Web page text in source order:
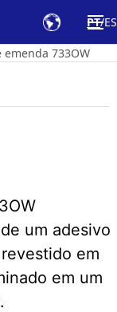
PT ES
emenda 733OW
um adesivo
em
em um